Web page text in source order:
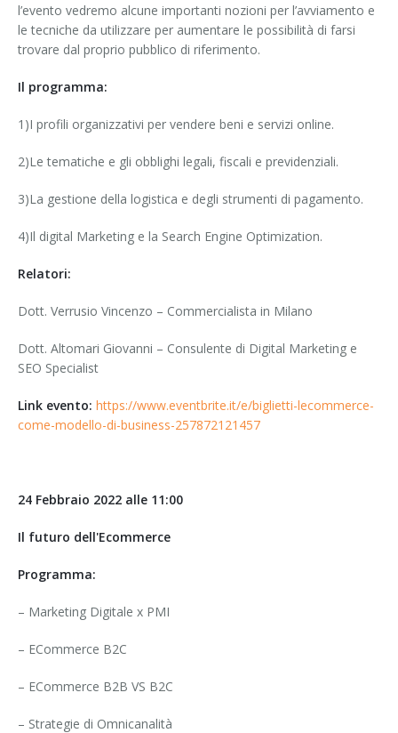
l’evento vedremo alcune importanti nozioni per l’avviamento e
le tecniche da utilizzare per aumentare le possibilità di farsi
trovare dal proprio pubblico di riferimento.
Il programma:
1)I profili organizzativi per vendere beni e servizi online.
2)Le tematiche e gli obblighi legali, fiscali e previdenziali.
3)La gestione della logistica e degli strumenti di pagamento.
4)Il digital Marketing e la Search Engine Optimization.
Relatori:
Dott. Verrusio Vincenzo – Commercialista in Milano
Dott. Altomari Giovanni – Consulente di Digital Marketing e
SEO Specialist
Link evento: https://www.eventbrite.it/e/biglietti-lecommerce-
come-modello-di-business-257872121457
24 Febbraio 2022 alle 11:00
Il futuro dell'Ecommerce
Programma:
– Marketing Digitale x PMI
– ECommerce B2C
– ECommerce B2B VS B2C
– Strategie di Omnicanalità